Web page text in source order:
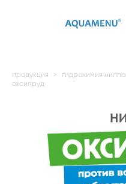
продукция > гидрохимия нилпа
оксипруд